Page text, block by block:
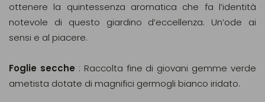
ottenere la quintessenza aromatica che fa l’identità
notevole di questo giardino d’eccellenza. Un’ode ai
sensi e al piacere.
Foglie secche : Raccolta fine di giovani gemme verde
ametista dotate di magnifici germogli bianco iridato.